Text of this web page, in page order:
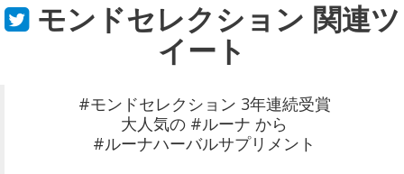
モンドセレクション 関連ツ
イート
#モンドセレクション 3年連続受賞
大人気の #ルーナ から
#ルーナハーバルサプリメント